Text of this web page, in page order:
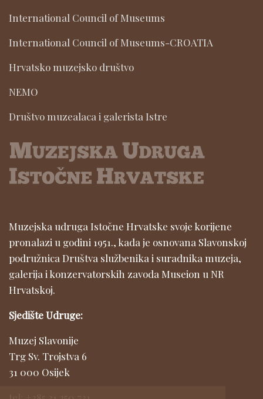
International Council of Museums
International Council of Museums-CROATIA
Hrvatsko muzejsko društvo
NEMO
Društvo muzealaca i galerista Istre
Muzejska udruga Istočne Hrvatske svoje korijene
pronalazi u godini 1951., kada je osnovana Slavonskoj
podružnica Društva službenika i suradnika muzeja,
galerija i konzervatorskih zavoda Museion u NR
Hrvatskoj.
Sjedište Udruge:
Muzej Slavonije
Trg Sv. Trojstva 6
31 000 Osijek